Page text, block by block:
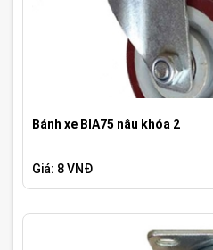
Bánh xe BIA75 nâu khóa 2
Giá: 8 VNĐ